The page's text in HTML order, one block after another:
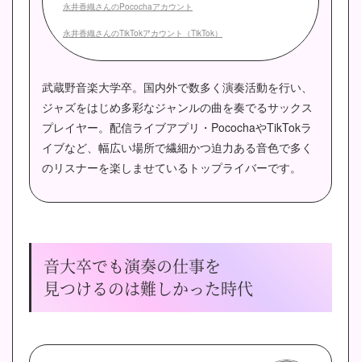
永井香織さんのPocochaアカウント
永井香織さんのTikTokアカウント（TikTok）
武蔵野音楽大学卒。国内外で数多く演奏活動を行い、
ジャズをはじめ多彩なジャンルの曲を奏でるサックス
プレイヤー。配信ライブアプリ・PocochaやTikTokラ
イブなど、幅広い場所で繊細かつ迫力ある音色で多く
のリスナーを楽しませているトップライバーです。
音大卒でも演奏の仕事を
見つけるのは難しかった時代